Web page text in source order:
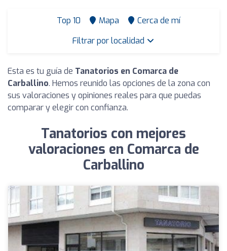
Top 10 Mapa
Cerca de mí
Filtrar por localidad
Esta es tu guía de Tanatorios en Comarca de
Carballino. Hemos reunido las opciones de la zona con
sus valoraciones y opiniones reales para que puedas
comparar y elegir con confianza.
Tanatorios con mejores
valoraciones en Comarca de
Carballino